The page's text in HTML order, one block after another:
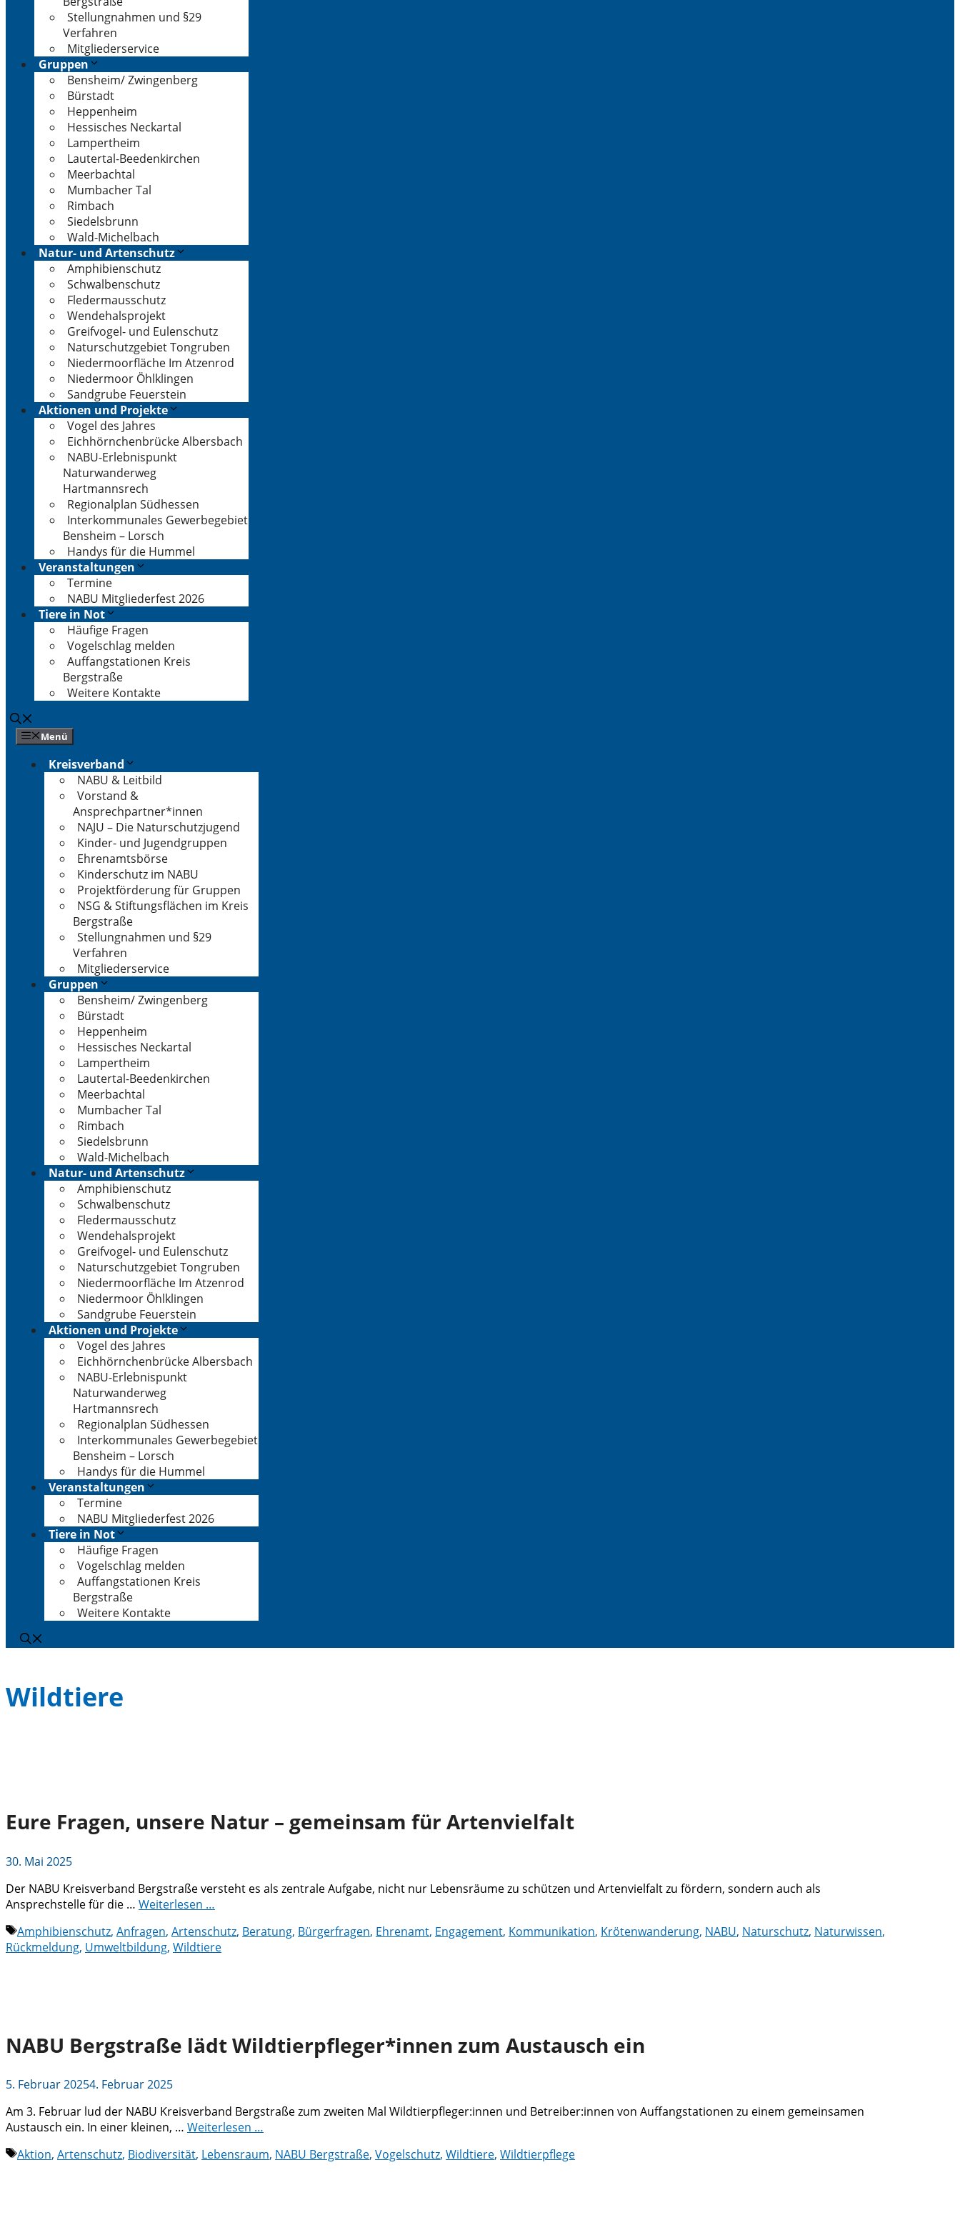
Stellungnahmen und §29
Verfahren
Mitgliederservice
Gruppen
Bensheim/ Zwingenberg
Bürstadt
Heppenheim
Hessisches Neckartal
Lampertheim
Lautertal-Beedenkirchen
Meerbachtal
Mumbacher Tal
Rimbach
Siedelsbrunn
Wald-Michelbach
Natur- und Artenschutz
Amphibienschutz
Schwalbenschutz
Fledermausschutz
Wendehalsprojekt
Greifvogel- und Eulenschutz
Naturschutzgebiet Tongruben
Niedermoorfläche Im Atzenrod
Niedermoor Öhlklingen
Sandgrube Feuerstein
Aktionen und Projekte
Vogel des Jahres
Eichhörnchenbrücke Albersbach
NABU-Erlebnispunkt
Naturwanderweg
Hartmannsrech
Regionalplan Südhessen
Interkommunales Gewerbegebiet
Bensheim – Lorsch
Handys für die Hummel
Veranstaltungen
Termine
NABU Mitgliederfest 2026
Tiere in Not
Häufige Fragen
Vogelschlag melden
Auffangstationen Kreis
Bergstraße
Weitere Kontakte
Menü
Kreisverband
NABU & Leitbild
Vorstand &
Ansprechpartner*innen
NAJU – Die Naturschutzjugend
Kinder- und Jugendgruppen
Ehrenamtsbörse
Kinderschutz im NABU
Projektförderung für Gruppen
NSG & Stiftungsflächen im Kreis
Bergstraße
Stellungnahmen und §29
Verfahren
Mitgliederservice
Gruppen
Bensheim/ Zwingenberg
Bürstadt
Heppenheim
Hessisches Neckartal
Lampertheim
Lautertal-Beedenkirchen
Meerbachtal
Mumbacher Tal
Rimbach
Siedelsbrunn
Wald-Michelbach
Natur- und Artenschutz
Amphibienschutz
Schwalbenschutz
Fledermausschutz
Wendehalsprojekt
Greifvogel- und Eulenschutz
Naturschutzgebiet Tongruben
Niedermoorfläche Im Atzenrod
Niedermoor Öhlklingen
Sandgrube Feuerstein
Aktionen und Projekte
Vogel des Jahres
Eichhörnchenbrücke Albersbach
NABU-Erlebnispunkt
Naturwanderweg
Hartmannsrech
Regionalplan Südhessen
Interkommunales Gewerbegebiet
Bensheim – Lorsch
Handys für die Hummel
Veranstaltungen
Termine
NABU Mitgliederfest 2026
Tiere in Not
Häufige Fragen
Vogelschlag melden
Auffangstationen Kreis
Bergstraße
Weitere Kontakte
Wildtiere
Eure Fragen, unsere Natur – gemeinsam für Artenvielfalt
30. Mai 2025
Der NABU Kreisverband Bergstraße versteht es als zentrale Aufgabe, nicht nur Lebensräume zu schützen und Artenvielfalt zu fördern, sondern auch als
Ansprechstelle für die … Weiterlesen …
Schlagwörter
Amphibienschutz, Anfragen, Artenschutz, Beratung, Bürgerfragen, Ehrenamt, Engagement, Kommunikation, Krötenwanderung, NABU, Naturschutz, Naturwissen,
Rückmeldung, Umweltbildung, Wildtiere
NABU Bergstraße lädt Wildtierpfleger*innen zum Austausch ein
5. Februar 20254. Februar 2025
Am 3. Februar lud der NABU Kreisverband Bergstraße zum zweiten Mal Wildtierpfleger:innen und Betreiber:innen von Auffangstationen zu einem gemeinsamen
Austausch ein. In einer kleinen, … Weiterlesen …
Schlagwörter
Aktion, Artenschutz, Biodiversität, Lebensraum, NABU Bergstraße, Vogelschutz, Wildtiere, Wildtierpflege